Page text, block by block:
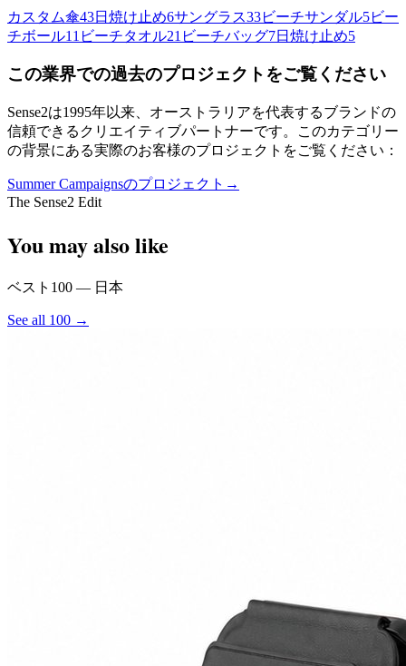
カスタム傘43日焼け止め6サングラス33ビーチサンダル5ビー
チボール11 ビーチタオル21 ビーチバッグ7日焼け止め5
この業界での過去のプロジェクトをご覧ください
Sense2は1995年以来、オーストラリアを代表するブランドの
信頼できるクリエイティブパートナーです。このカテゴリー
の背景にある実際のお客様のプロジェクトをご覧ください：
Summer Campaignsのプロジェクト →
The Sense2 Edit
You may also like
ベスト100 — 日本
See all 100 →